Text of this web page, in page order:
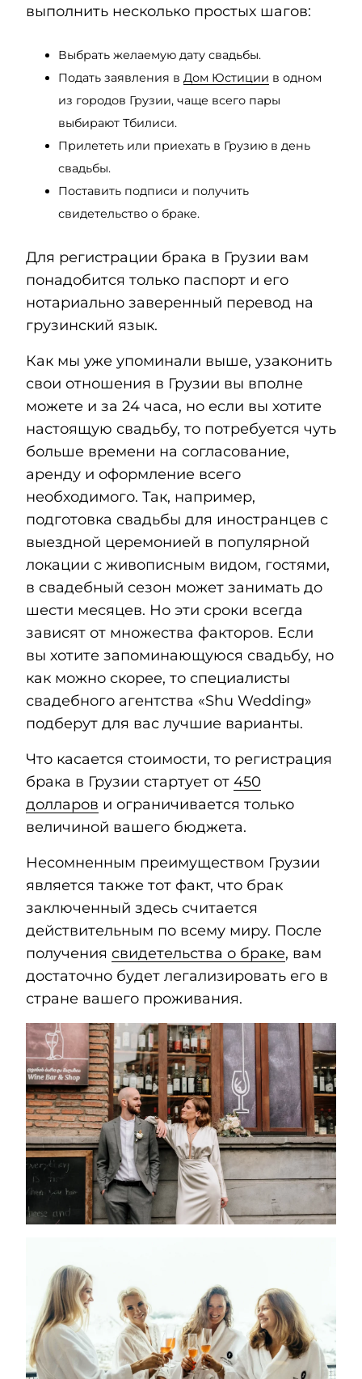
выполнить несколько простых шагов:
Выбрать желаемую дату свадьбы.
Подать заявления в Дом Юстиции в одном
из городов Грузии, чаще всего пары
выбирают Тбилиси.
Прилететь или приехать в Грузию в день
свадьбы.
Поставить подписи и получить
свидетельство о браке.
Для регистрации брака в Грузии вам
понадобится только паспорт и его
нотариально заверенный перевод на
грузинский язык.
Как мы уже упоминали выше, узаконить
свои отношения в Грузии вы вполне
можете и за 24 часа, но если вы хотите
настоящую свадьбу, то потребуется чуть
больше времени на согласование,
аренду и оформление всего
необходимого. Так, например,
подготовка свадьбы для иностранцев с
выездной церемонией в популярной
локации с живописным видом, гостями,
в свадебный сезон может занимать до
шести месяцев. Но эти сроки всегда
зависят от множества факторов. Если
вы хотите запоминающуюся свадьбу, но
как можно скорее, то специалисты
свадебного агентства «Shu Wedding»
подберут для вас лучшие варианты.
Что касается стоимости, то регистрация
брака в Грузии стартует от 450
долларов и ограничивается только
величиной вашего бюджета.
Несомненным преимуществом Грузии
является также тот факт, что брак
заключенный здесь считается
действительным по всему миру. После
получения свидетельства о браке, вам
достаточно будет легализировать его в
стране вашего проживания.